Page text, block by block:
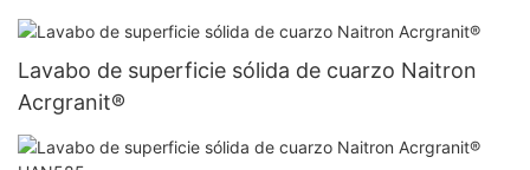
Lavabo de superficie sólida de cuarzo Naitron
Acrgranit®